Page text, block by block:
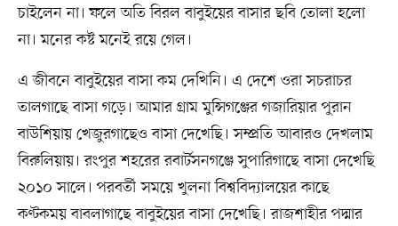
চাইলেন না। ফলে অতি বিরল বাবুইয়ের বাসার ছবি তোলা হলো
না। মনের কষ্ট মনেই রয়ে গেল।
এ জীবনে বাবুইয়ের বাসা কম দেখিনি। এ দেশে ওরা সচরাচর
তালগাছে বাসা গড়ে। আমার গ্রাম মুন্সিগঞ্জের গজারিয়ার পুরান
বাউশিয়ায় খেজুরগাছেও বাসা দেখেছি। সম্প্রতি আবারও দেখলাম
বিরুলিয়ায়। রংপুর শহরের রবার্টসনগঞ্জে সুপারিগাছে বাসা দেখেছি
২০১০ সালে। পরবর্তী সময়ে খুলনা বিশ্ববিদ্যালয়ের কাছে
কণ্টকময় বাবলাগাছে বাবুইয়ের বাসা দেখেছি। রাজশাহীর পদ্মার